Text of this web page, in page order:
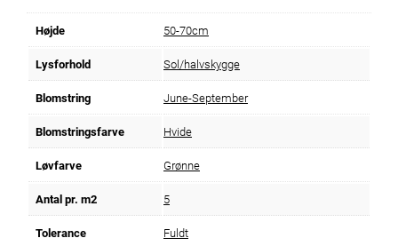
Højde 50-70cm
Lysforhold Sol/halvskygge
Blomstring June-September
Blomstringsfarve Hvide
Løvfarve Grønne
Antal pr. m2 5
Tolerance Fuldt